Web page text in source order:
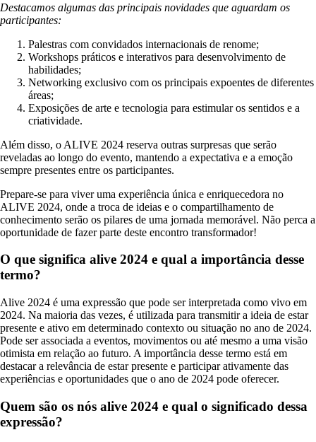
Destacamos algumas das principais novidades que aguardam os
participantes:
Palestras com convidados internacionais de renome;
Workshops práticos e interativos para desenvolvimento de
habilidades;
Networking exclusivo com os principais expoentes de diferentes
áreas;
Exposições de arte e tecnologia para estimular os sentidos e a
criatividade.
Além disso, o ALIVE 2024 reserva outras surpresas que serão
reveladas ao longo do evento, mantendo a expectativa e a emoção
sempre presentes entre os participantes.
Prepare-se para viver uma experiência única e enriquecedora no
ALIVE 2024, onde a troca de ideias e o compartilhamento de
conhecimento serão os pilares de uma jornada memorável. Não perca a
oportunidade de fazer parte deste encontro transformador!
O que significa alive 2024 e qual a importância desse
termo?
Alive 2024 é uma expressão que pode ser interpretada como vivo em
2024. Na maioria das vezes, é utilizada para transmitir a ideia de estar
presente e ativo em determinado contexto ou situação no ano de 2024.
Pode ser associada a eventos, movimentos ou até mesmo a uma visão
otimista em relação ao futuro. A importância desse termo está em
destacar a relevância de estar presente e participar ativamente das
experiências e oportunidades que o ano de 2024 pode oferecer.
Quem são os nós alive 2024 e qual o significado dessa
expressão?